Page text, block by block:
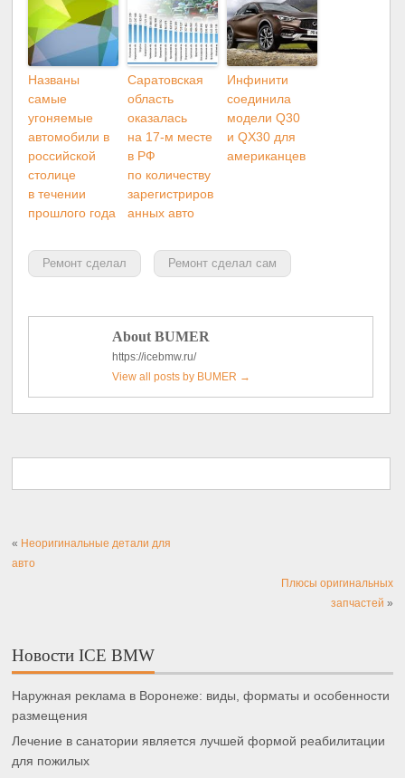
Названы
самые
угоняемые
автомобили в
российской
столице
в течении
прошлого года
Саратовская
область
оказалась
на 17-м месте
в РФ
по количеству
зарегистриров
анных авто
Инфинити
соединила
модели Q30
и QX30 для
американцев
Ремонт сделал Ремонт сделал сам
About BUMER
https://icebmw.ru/
View all posts by BUMER →
« Неоригинальные детали для
авто
Плюсы оригинальных
запчастей »
Новости ICE BMW
Наружная реклама в Воронеже: виды, форматы и особенности
размещения
Лечение в санатории является лучшей формой реабилитации
для пожилых